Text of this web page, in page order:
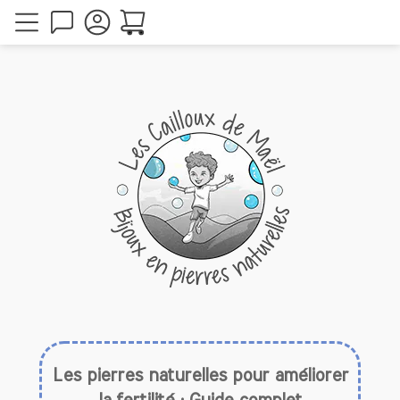
Les pierres naturelles pour améliorer